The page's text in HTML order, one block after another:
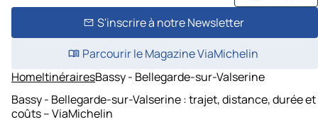
S'inscrire à notre Newsletter
Parcourir le Magazine ViaMichelin
HomeItinérairesBassy - Bellegarde-sur-Valserine
Bassy - Bellegarde-sur-Valserine : trajet, distance, durée et
coûts – ViaMichelin